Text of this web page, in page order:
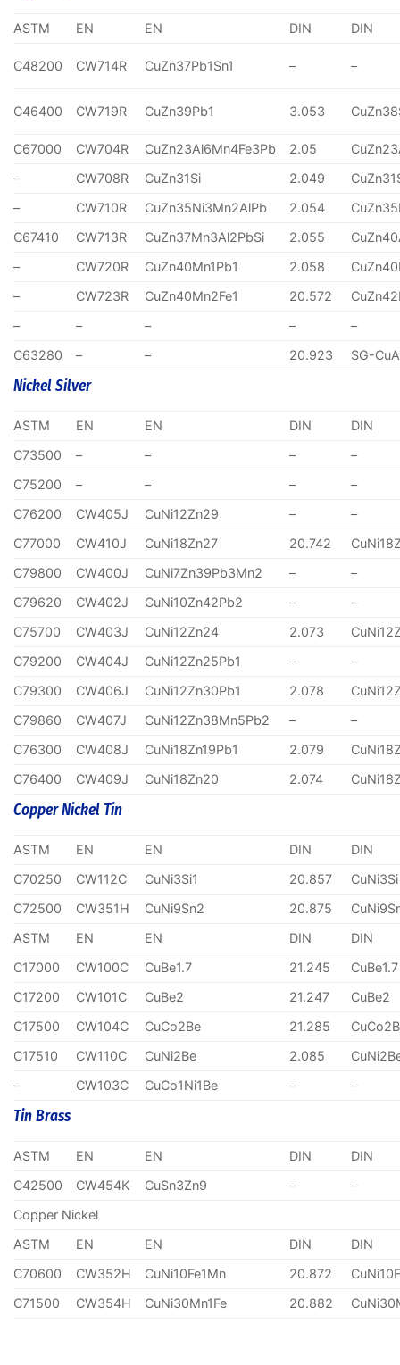
ASTM EN EN DIN DIN
C48200 CW714R CuZn37Pb1Sn1 – –
C46400 CW719R CuZn39Pb1 3.053
C67000 CW704R CuZn23Al6Mn4Fe3Pb 2.05
–
CW708R CuZn31Si 2.049
–
CW710R CuZn35Ni3Mn2AlPb 2.054
C67410
CW713R CuZn37Mn3Al2PbSi 2.055
–
CW720R CuZn40Mn1Pb1 2.058
–
CW723R CuZn40Mn2Fe1 20.572
–
– – –
–
C63280
– – 20.923 SG-
Nickel Silver
ASTM EN EN DIN
DIN
C73500
– – –
–
C75200
– – –
–
C76200
CW405J CuNi12Zn29 –
–
C77000
CW410J CuNi18Zn27 20.742
C79800
CW400J CuNi7Zn39Pb3Mn2 –
–
C79620
CW402J CuNi10Zn42Pb2 –
–
C75700
CW403J CuNi12Zn24 2.073
C79200
CW404J CuNi12Zn25Pb1 –
–
C79300
CW406J CuNi12Zn30Pb1 2.078
C79860
CW407J CuNi12Zn38Mn5Pb2 –
–
C76300
CW408J CuNi18Zn19Pb1 2.079
C76400
CW409J CuNi18Zn20 2.074
Copper Nickel Tin
ASTM EN EN DIN
DIN
C70250
CW112C CuNi3Si1 20.857
CuNi3Si
C72500
CW351H CuNi9Sn2 20.875
ASTM
EN EN DIN
DIN
C17000
CW100C CuBe1.7 21.245
CuBe1.7
C17200
CW101C CuBe2 21.247
CuBe2
C17500
CW104C CuCo2Be 21.285
C17510
CW110C CuNi2Be 2.085
–
CW103C CuCo1Ni1Be – –
Tin Brass
ASTM EN EN DIN
DIN
C42500
CW454K CuSn3Zn9 –
–
Copper Nickel
ASTM
EN EN DIN
DIN
C70600
CW352H CuNi10Fe1Mn 20.872
C71500
CW354H CuNi30Mn1Fe 20.882